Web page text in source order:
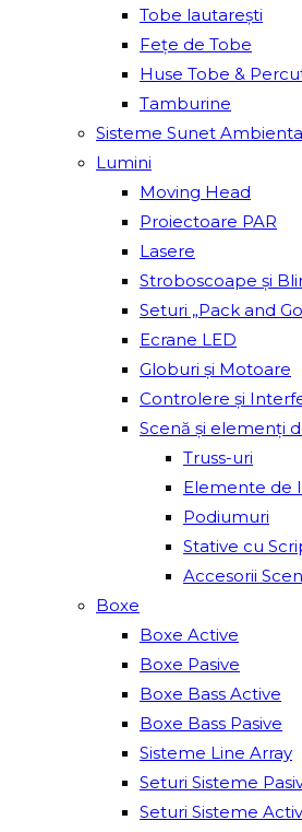
Tobe lautareşti
Fețe de Tobe
Huse Tobe &
Tamburine
Sisteme Sunet
Lumini
Moving Head
Proiectoare PAR
Lasere
Stroboscoape și
Seturi „Pack and
Ecrane LED
Globuri și Motoare
Controlere și
Scenă și elemenți
Truss-uri
Elemente de
Podiumuri
Stative cu
Accesorii
Boxe
Boxe Active
Boxe Pasive
Boxe Bass Active
Boxe Bass Pasive
Sisteme Line Array
Seturi Sisteme
Seturi Sisteme